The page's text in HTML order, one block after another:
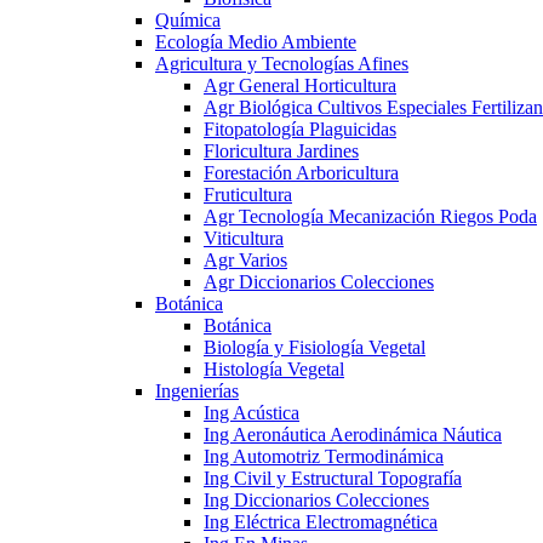
Química
Ecología Medio Ambiente
Agricultura y Tecnologías Afines
Agr General Horticultura
Agr Biológica Cultivos Especiales
Fitopatología Plaguicidas
Floricultura Jardines
Forestación Arboricultura
Fruticultura
Agr Tecnología Mecanización Riegos Poda
Viticultura
Agr Varios
Agr Diccionarios Colecciones
Botánica
Botánica
Biología y Fisiología Vegetal
Histología Vegetal
Ingenierías
Ing Acústica
Ing Aeronáutica Aerodinámica Náutica
Ing Automotriz Termodinámica
Ing Civil y Estructural Topografía
Ing Diccionarios Colecciones
Ing Eléctrica Electromagnética